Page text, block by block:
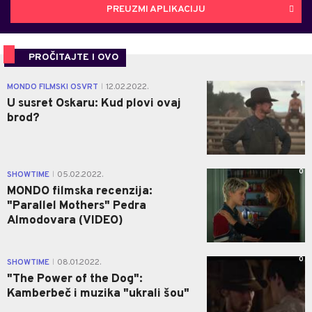
PREUZMI APLIKACIJU
PROČITAJTE I OVO
MONDO FILMSKI OSVRT 12.02.2022.
U susret Oskaru: Kud plovi ovaj
brod?
1
SHOWTIME 05.02.2022.
MONDO filmska recenzija:
"Parallel Mothers" Pedra
Almodovara (VIDEO)
0
SHOWTIME 08.01.2022.
"The Power of the Dog":
Kamberbeč i muzika "ukrali šou"
0